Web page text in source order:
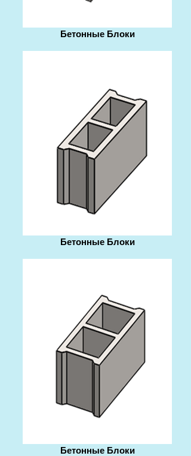
Бетонные Блоки
Бетонные Блоки
Бетонные Блоки